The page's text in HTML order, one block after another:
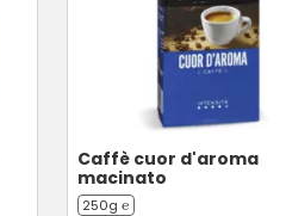
Caffè cuor d'aroma
macinato
250g ℮